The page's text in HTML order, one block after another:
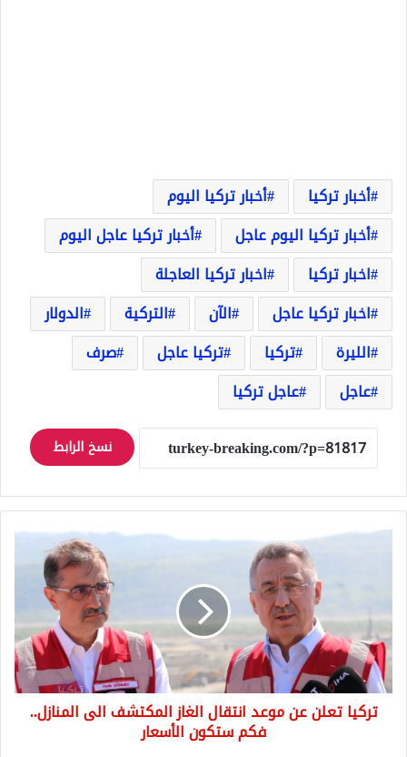
أخبار تركيا
أخبار تركيا اليوم
أخبار تركيا اليوم عاجل
أخبار تركيا عاجل اليوم
اخبار تركيا
اخبار تركيا العاجلة
اخبار تركيا عاجل
الآن التركية
الدولار
الليرة
تركيا تركيا عاجل
صرف
عاجل
عاجل تركيا
نسخ الرابط
تركيا
انتقال
الغاز
المكتشف
الى
المنازل..
فكمتركيا تعلن عن موعد انتقال الغاز المكتشف الى المنازل..
فكم ستكون الأسعار